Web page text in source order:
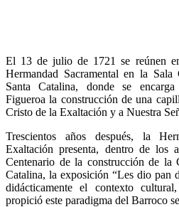
El 13 de julio de 1721 se reúnen
Hermandad Sacramental en la
Santa Catalina, donde se
Figueroa la construcción de una
Cristo de la Exaltación y a Nuestra
Trescientos años después, la
Exaltación presenta, dentro de los
Centenario de la construcción de la
Catalina, la exposición “Les dio pan
didácticamente el contexto
propició este paradigma del Barroco